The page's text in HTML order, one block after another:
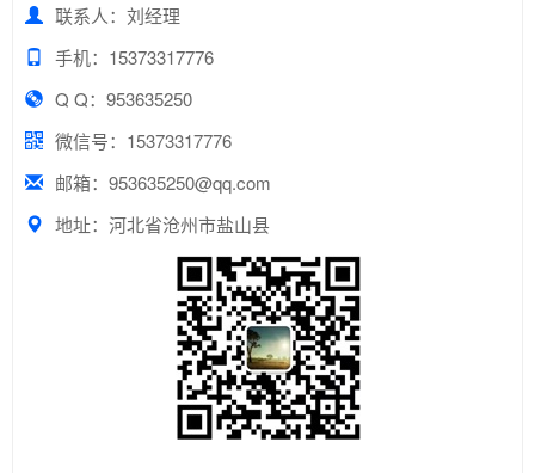
联系人：刘经理
手机：15373317776
Q Q：953635250
微信号：15373317776
邮箱：953635250@qq.com
地址：河北省沧州市盐山县